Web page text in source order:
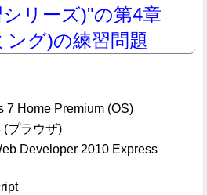
リーズ)"の第4章
ング)の練習問題
7 Home Premium (OS)
(プラウザ)
Developer 2010 Express